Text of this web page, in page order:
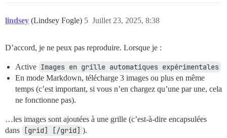
lindsey (Lindsey Fogle) Juillet 23, 2025, 8:38
5
D’accord, je ne peux pas reproduire. Lorsque je :
Active Images en grille automatiques expérimentales
En mode Markdown, télécharge 3 images ou plus en même
temps (c’est important, si vous n’en chargez qu’une par une, cela
ne fonctionne pas).
…les images sont ajoutées à une grille (c’est-à-dire encapsulées
dans
[grid] [/grid] ).